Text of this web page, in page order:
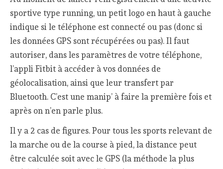
sportive type running, un petit logo en haut à gauche
indique si le téléphone est connecté ou pas (donc si
les données GPS sont récupérées ou pas). Il faut
autoriser, dans les paramètres de votre téléphone,
l’appli Fitbit à accéder à vos données de
géolocalisation, ainsi que leur transfert par
Bluetooth. C’est une manip’ à faire la première fois et
après on n’en parle plus.
Il y a 2 cas de figures. Pour tous les sports relevant de
la marche ou de la course à pied, la distance peut
être calculée soit avec le GPS (la méthode la plus